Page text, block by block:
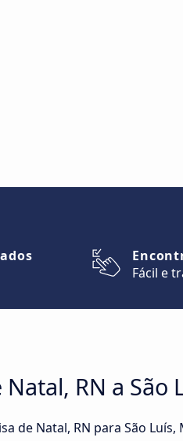
Fácil e
RN a São
de Natal, RN para São